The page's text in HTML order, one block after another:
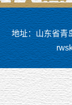
地址：山东省